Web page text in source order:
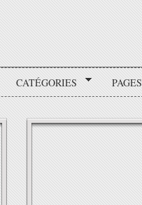
CATÉGORIES PAGES